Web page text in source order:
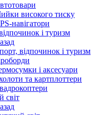
високого тиску
навігатори
і туризм
відпочинок і туризм
і аксесуари
та картплоттери
світ